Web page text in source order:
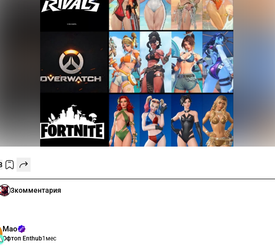
3комментария
Мао
Офтоп Enthub1мес